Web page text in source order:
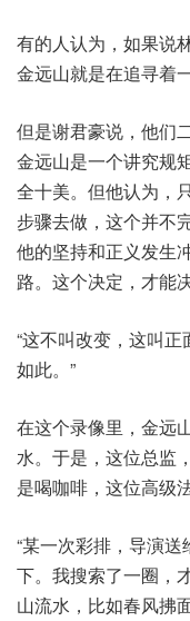
有的人认为，如果说
金远山就是在追寻着
但是谢君豪说，他们
金远山是一个讲究规
全十美。但他认为，
步骤去做，这个并不
他的坚持和正义发生
路。这个决定，才能
“这不叫改变，这叫
如此。”
在这个录像里，金远
水。于是，这位总监
是喝咖啡，这位高级
“某一次彩排，导演
下。我搜索了一圈，
山流水，比如春风拂